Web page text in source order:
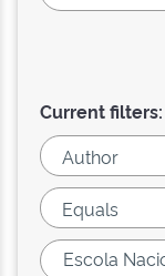
Current filters: